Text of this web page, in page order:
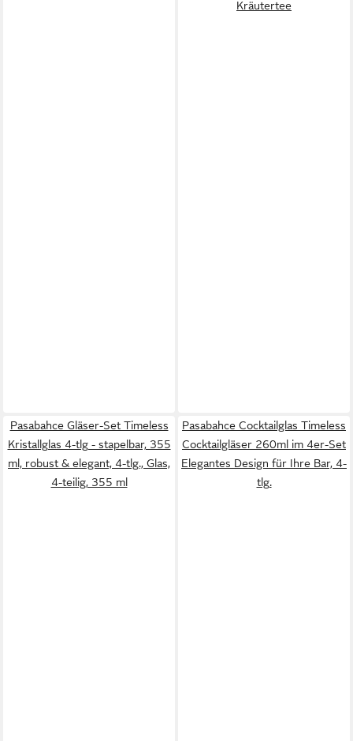
Kräutertee
Pasabahce Gläser-Set Timeless
Kristallglas 4-tlg - stapelbar, 355
ml, robust & elegant, 4-tlg., Glas,
4-teilig, 355 ml
Pasabahce Cocktailglas Timeless
Cocktailgläser 260ml im 4er-Set
Elegantes Design für Ihre Bar, 4-
tlg.